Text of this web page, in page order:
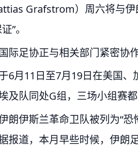
Grafstrom）周六将与
”。
际足协正与相关部门紧密协
6月11日至7月19日在美国
及队同处G组，三场小组赛都
朗伊斯兰革命卫队被列为“
报道，本月早些时候，伊朗